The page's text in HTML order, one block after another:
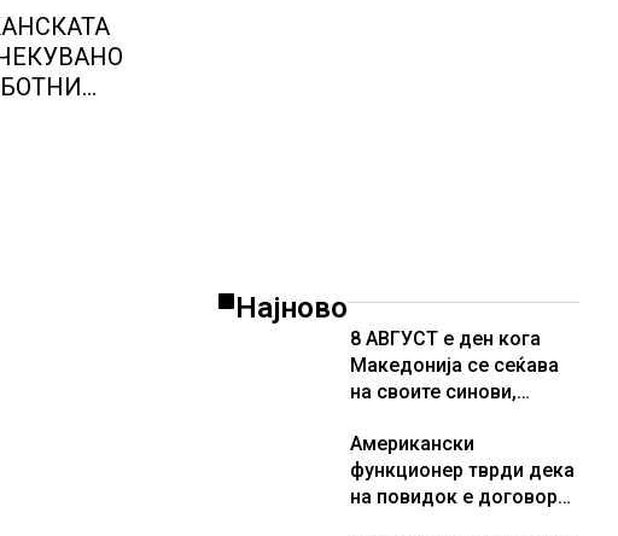
Најново
8 АВГУСТ е ден кога
Македонија се сеќава
на своите синови,
Христијан Мицкоски по
повод 25 годишнината
од загинувањето на
Американски
функционер тврди дека
на повидок е договор